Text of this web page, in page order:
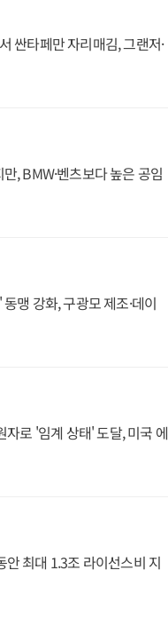
싼타페만 자리매김, 그랜저·
, BMW·벤츠보다 높은 공임
맹 강화, 구광모 제조·데이
로 '임계 상태' 도달, 미국 에
최대 1.3조 라이선스비 지